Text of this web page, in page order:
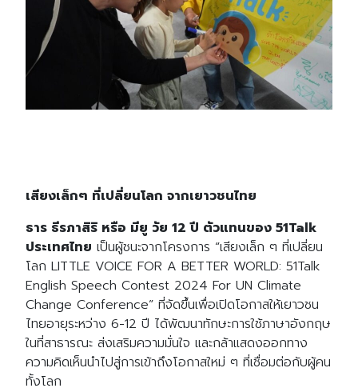
เสียงเล็กๆ ที่เปลี่ยนโลก จากเยาวชนไทย
ธาร ธีรภาสิริ หรือ มียู วัย 12 ปี ตัวแทนของ 51Talk
ประเทศไทย เป็นผู้ชนะจากโครงการ “เสียงเล็ก ๆ ที่เปลี่ยน
โลก LITTLE VOICE FOR A BETTER WORLD: 51Talk
English Speech Contest 2024 For UN Climate
Change Conference” ที่จัดขึ้นเพื่อเปิดโอกาสให้เยาวชน
ไทยอายุระหว่าง 6-12 ปี ได้พัฒนาทักษะการใช้ภาษาอังกฤษ
ในที่สาธารณะ ส่งเสริมความมั่นใจ และกล้าแสดงออกทาง
ความคิดเห็นนำไปสู่การเข้าถึงโอกาสใหม่ ๆ ที่เชื่อมต่อกับผู้คน
ทั้งโลก